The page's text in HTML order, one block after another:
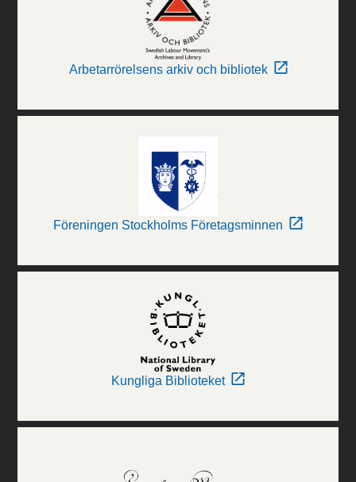
Arbetarrörelsens arkiv och bibliotek
Föreningen Stockholms Företagsminnen
Kungliga Biblioteket